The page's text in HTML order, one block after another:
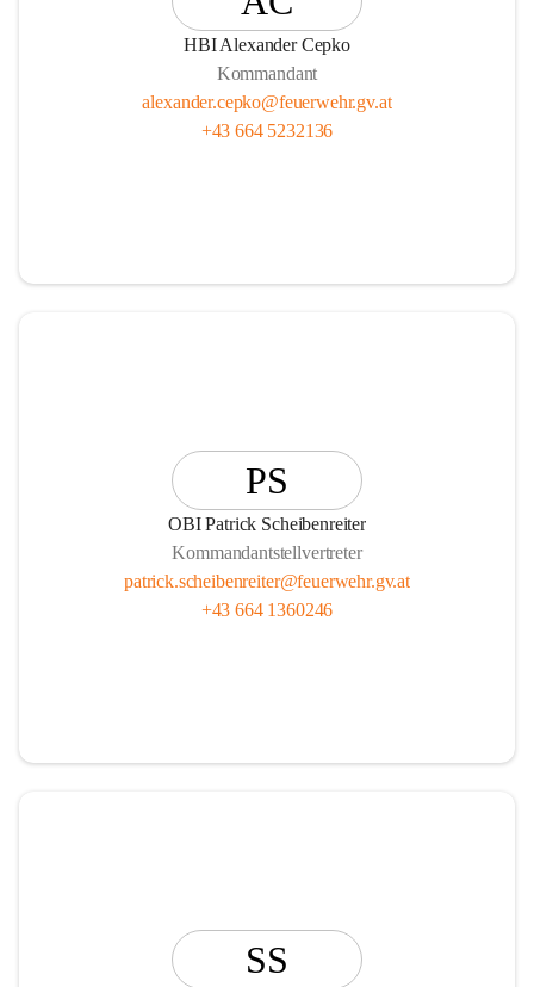
HBI Alexander Cepko
Kommandant
alexander.cepko@feuerwehr.gv.at
+43 664 5232136
PS
OBI Patrick Scheibenreiter
Kommandantstellvertreter
patrick.scheibenreiter@feuerwehr.gv.at
+43 664 1360246
SS